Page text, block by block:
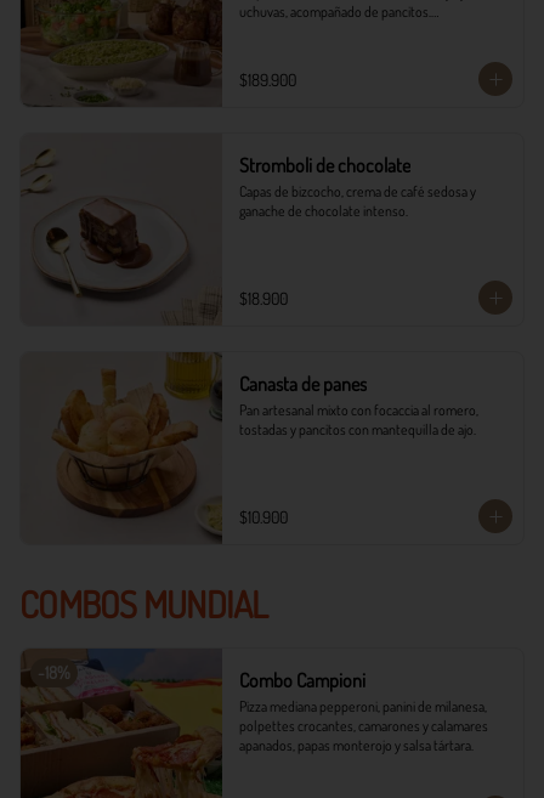
uchuvas, acompañado de pancitos.​​
- Risoni (Cantidad ideal para 4 personas)​
- Pancitos​
$189.900
Stromboli de chocolate
Capas de bizcocho, crema de café sedosa y
ganache de chocolate intenso.
$18.900
Canasta de panes
Pan artesanal mixto con focaccia al romero,
tostadas y pancitos con mantequilla de ajo.
$10.900
COMBOS MUNDIAL
-18% Combo Campioni
Pizza mediana pepperoni, panini de milanesa,
polpettes crocantes, camarones y calamares
apanados, papas monterojo y salsa tártara.